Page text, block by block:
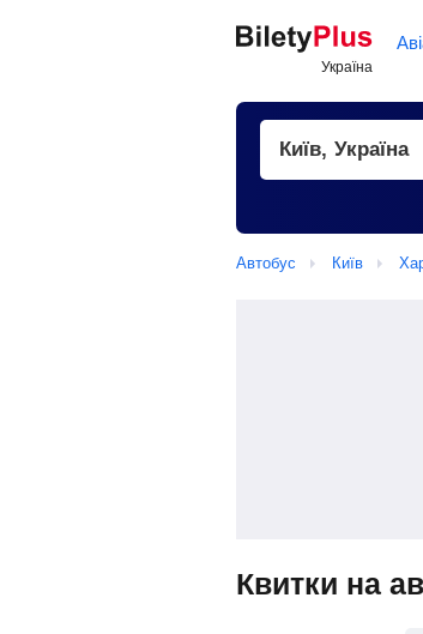
Автобус Київ
Квитки на